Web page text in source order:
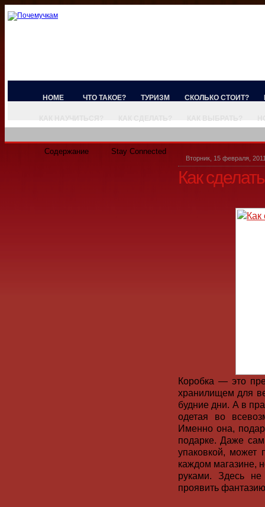
HOME ЧТО ТАКОЕ? ТУРИЗМ СКОЛЬКО СТОИТ?
КАК НАУЧИТЬСЯ? КАК СДЕЛАТЬ? КАК ВЫБРАТЬ?
Содержание Stay Connected
Вторник, 15 февраля,
Как
Коробка — это
хранилищем для
будние дни. А в
одетая во
Именно она,
подарке. Даже
упаковкой, может
каждом магазине,
руками. Здесь
проявить